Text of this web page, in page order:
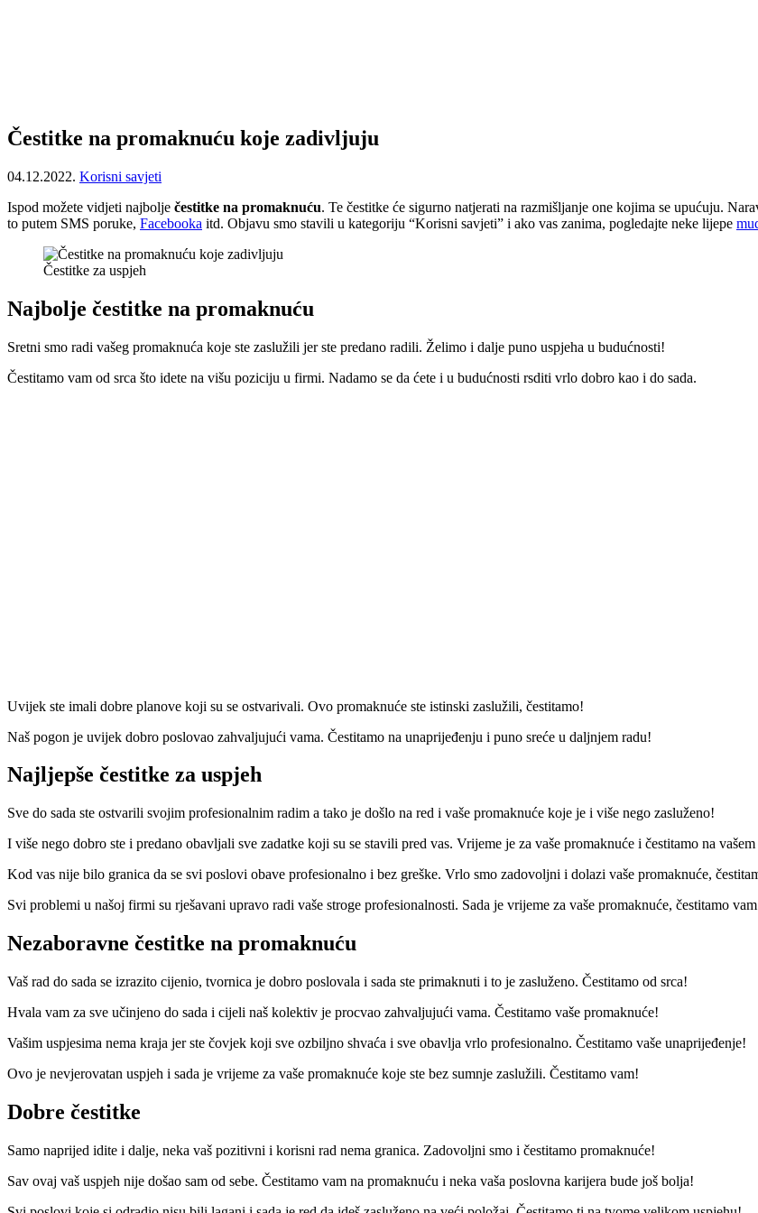
Čestitke na promaknuću koje zadivljuju
04.12.2022. Korisni savjeti
Ispod možete vidjeti najbolje čestitke na promaknuću. Te čestitke će sigurno natjerati na razmišljanje one kojima se upućuju.
to putem SMS poruke, Facebooka itd. Objavu smo stavili u kategoriju “Korisni savjeti” i ako vas zanima, pogledajte neke lijepe
Čestitke za uspjeh
Najbolje čestitke na promaknuću
Sretni smo radi vašeg promaknuća koje ste zaslužili jer ste predano radili. Želimo i dalje puno uspjeha u budućnosti!
Čestitamo vam od srca što idete na višu poziciju u firmi. Nadamo se da ćete i u budućnosti rsditi vrlo dobro kao i do sada.
Uvijek ste imali dobre planove koji su se ostvarivali. Ovo promaknuće ste istinski zaslužili, čestitamo!
Naš pogon je uvijek dobro poslovao zahvaljujući vama. Čestitamo na unaprijeđenju i puno sreće u daljnjem radu!
Najljepše čestitke za uspjeh
Sve do sada ste ostvarili svojim profesionalnim radim a tako je došlo na red i vaše promaknuće koje je i više nego zasluženo!
I više nego dobro ste i predano obavljali sve zadatke koji su se stavili pred vas. Vrijeme je za vaše promaknuće i čestitamo na
Kod vas nije bilo granica da se svi poslovi obave profesionalno i bez greške. Vrlo smo zadovoljni i dolazi vaše promaknuće,
Svi problemi u našoj firmi su rješavani upravo radi vaše stroge profesionalnosti. Sada je vrijeme za vaše promaknuće, čestitamo
Nezaboravne čestitke na promaknuću
Vaš rad do sada se izrazito cijenio, tvornica je dobro poslovala i sada ste primaknuti i to je zasluženo. Čestitamo od srca!
Hvala vam za sve učinjeno do sada i cijeli naš kolektiv je procvao zahvaljujući vama. Čestitamo vaše promaknuće!
Vašim uspjesima nema kraja jer ste čovjek koji sve ozbiljno shvaća i sve obavlja vrlo profesionalno. Čestitamo vaše unaprijeđenje!
Ovo je nevjerovatan uspjeh i sada je vrijeme za vaše promaknuće koje ste bez sumnje zaslužili. Čestitamo vam!
Dobre čestitke
Samo naprijed idite i dalje, neka vaš pozitivni i korisni rad nema granica. Zadovoljni smo i čestitamo promaknuće!
Sav ovaj vaš uspjeh nije došao sam od sebe. Čestitamo vam na promaknuću i neka vaša poslovna karijera bude još bolja!